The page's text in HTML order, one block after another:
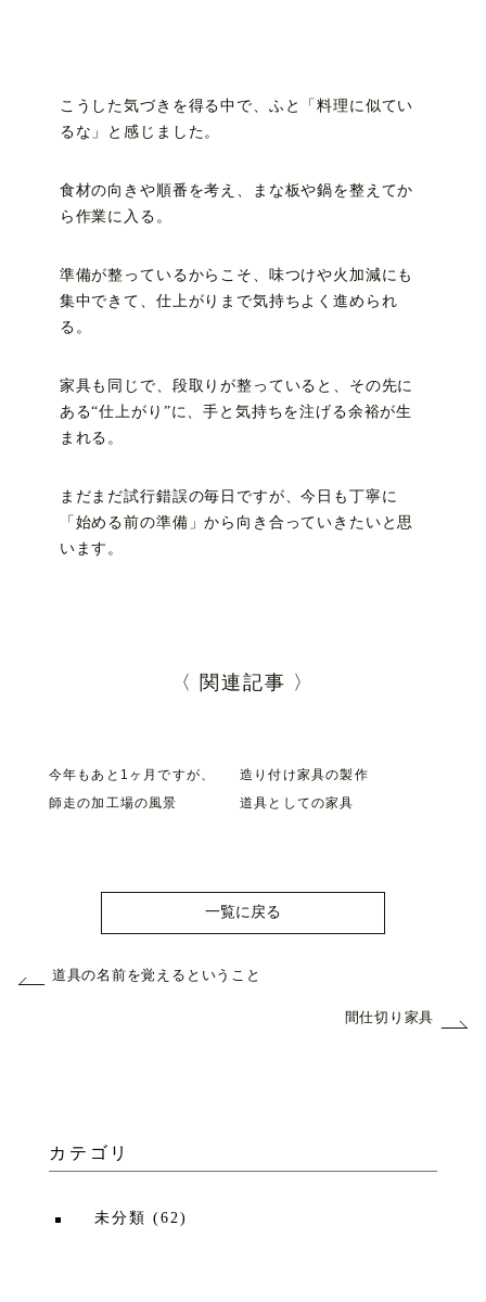
こうした気づきを得る中で、ふと「料理に似てい
るな」と感じました。
食材の向きや順番を考え、まな板や鍋を整えてか
ら作業に入る。
準備が整っているからこそ、味つけや火加減にも
集中できて、仕上がりまで気持ちよく進められ
る。
家具も同じで、段取りが整っていると、その先に
ある“仕上がり”に、手と気持ちを注げる余裕が生
まれる。
まだまだ試行錯誤の毎日ですが、今日も丁寧に
「始める前の準備」から向き合っていきたいと思
います。
〈 関連記事 〉
今年もあと1ヶ月ですが、
造り付け家具の製作
師走の加工場の風景
道具としての家具
一覧に戻る
道具の名前を覚えるということ
間仕切り家具
カテゴリ
未分類 (62)